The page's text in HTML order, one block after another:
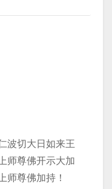
波切大日如来王
师尊佛开示大加
师尊佛加持！